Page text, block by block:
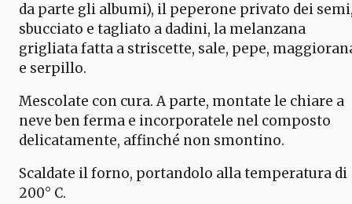
da parte gli albumi), il peperone privato dei
sbucciato e tagliato a dadini, la melanzana
grigliata fatta a striscette, sale, pepe,
e serpillo.
Mescolate con cura. A parte, montate le chiare a
neve ben ferma e incorporatele nel composto
delicatamente, affinché non smontino.
Scaldate il forno, portandolo alla temperatura di
200° C.